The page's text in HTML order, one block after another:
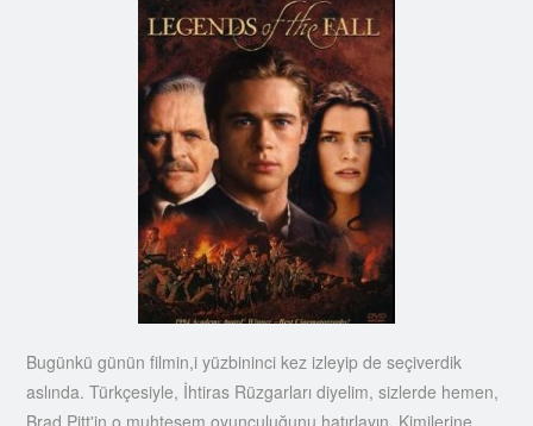
Bugünkü günün filmin,i yüzbininci kez izleyip de seçiverdik
aslında. Türkçesiyle, İhtiras Rüzgarları diyelim, sizlerde hemen,